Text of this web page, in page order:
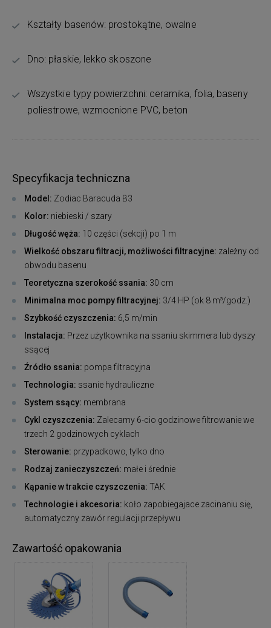
Kształty basenów: prostokątne, owalne
Dno: płaskie, lekko skoszone
Wszystkie typy powierzchni: ceramika, folia, baseny
poliestrowe, wzmocnione PVC, beton
Specyfikacja techniczna
Model: Zodiac Baracuda B3
Kolor: niebieski / szary
Długość węża: 10 części (sekcji) po 1 m
Wielkość obszaru filtracji, możliwości filtracyjne: zależny od
obwodu basenu
Teoretyczna szerokość ssania: 30 cm
Minimalna moc pompy filtracyjnej: 3/4 HP (ok 8 m³/godz.)
Szybkość czyszczenia: 6,5 m/min
Instalacja: Przez użytkownika na ssaniu skimmera lub dyszy
ssącej
Źródło ssania: pompa filtracyjna
Technologia: ssanie hydrauliczne
System ssący: membrana
Cykl czyszczenia: Zalecamy 6-cio godzinowe filtrowanie we
trzech 2 godzinowych cyklach
Sterowanie: przypadkowo, tylko dno
Rodzaj zanieczyszczeń: małe i średnie
Kąpanie w trakcie czyszczenia: TAK
Technologie i akcesoria: koło zapobiegajace zacinaniu się,
automatyczny zawór regulacji przepływu
Zawartość opakowania